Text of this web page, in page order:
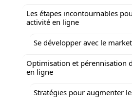
Les étapes incontournables
activité en ligne
Se développer avec le
Optimisation et pérennisation
en ligne
Stratégies pour augmenter